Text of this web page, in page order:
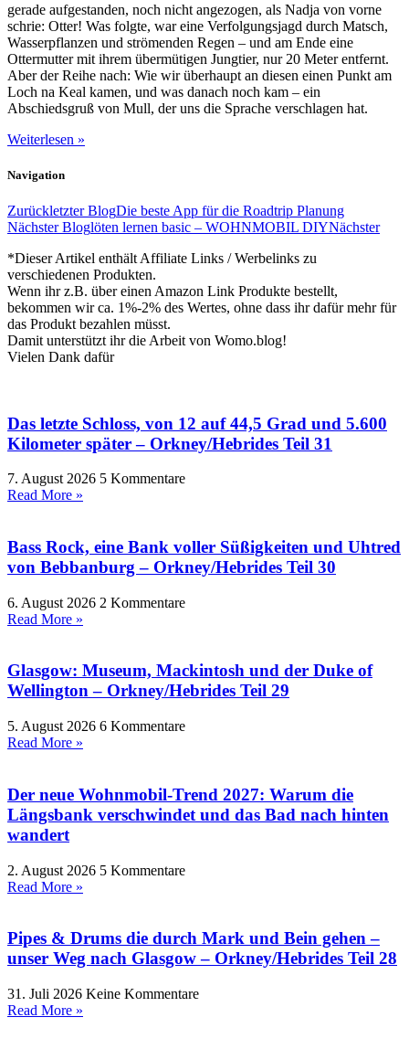
gerade aufgestanden, noch nicht angezogen, als Nadja von vorne
schrie: Otter! Was folgte, war eine Verfolgungsjagd durch Matsch,
Wasserpflanzen und strömenden Regen – und am Ende eine
Ottermutter mit ihrem übermütigen Jungtier, nur 20 Meter entfernt.
Aber der Reihe nach: Wie wir überhaupt an diesen einen Punkt am
Loch na Keal kamen, und was danach noch kam – ein
Abschiedsgruß von Mull, der uns die Sprache verschlagen hat.
Weiterlesen »
Navigation
Zurückletzter BlogDie beste App für die Roadtrip Planung
Nächster Bloglöten lernen basic – WOHNMOBIL DIYNächster
*Dieser Artikel enthält Affiliate Links / Werbelinks zu
verschiedenen Produkten.
Wenn ihr z.B. über einen Amazon Link Produkte bestellt,
bekommen wir ca. 1%-2% des Wertes, ohne dass ihr dafür mehr für
das Produkt bezahlen müsst.
Damit unterstützt ihr die Arbeit von Womo.blog!
Vielen Dank dafür
Das letzte Schloss, von 12 auf 44,5 Grad und 5.600
Kilometer später – Orkney/Hebrides Teil 31
7. August 2026 5 Kommentare
Read More »
Bass Rock, eine Bank voller Süßigkeiten und Uhtred
von Bebbanburg – Orkney/Hebrides Teil 30
6. August 2026 2 Kommentare
Read More »
Glasgow: Museum, Mackintosh und der Duke of
Wellington – Orkney/Hebrides Teil 29
5. August 2026 6 Kommentare
Read More »
Der neue Wohnmobil-Trend 2027: Warum die
Längsbank verschwindet und das Bad nach hinten
wandert
2. August 2026 5 Kommentare
Read More »
Pipes & Drums die durch Mark und Bein gehen –
unser Weg nach Glasgow – Orkney/Hebrides Teil 28
31. Juli 2026 Keine Kommentare
Read More »